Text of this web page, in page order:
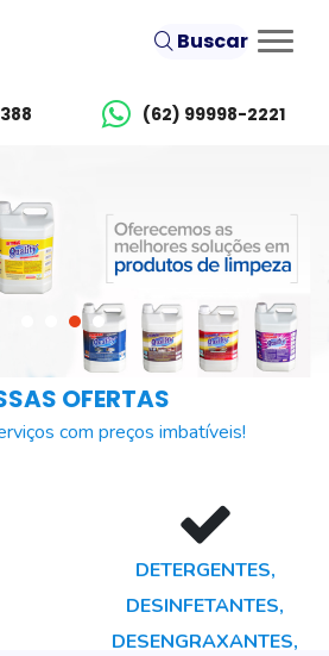
Buscar
(62) 99998-2221
OFERTAS
com preços imbatíveis!
DETERGENTES,
DESINFETANTES,
DESENGRAXANTES,